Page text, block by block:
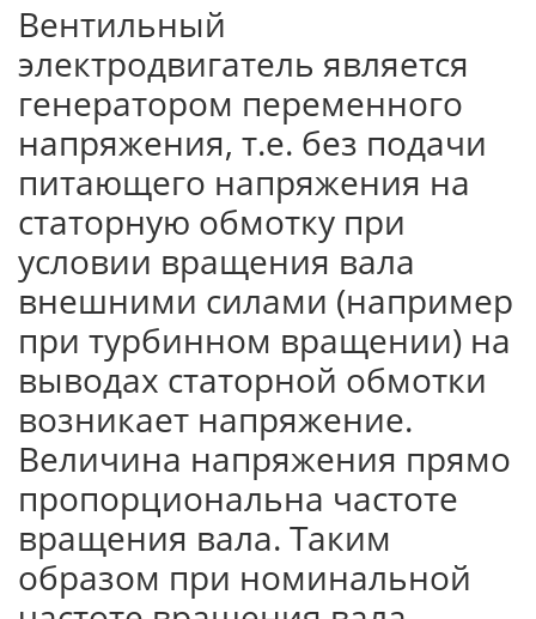
Вентильный
электродвигатель является
генератором переменного
напряжения, т.е. без подачи
питающего напряжения на
статорную обмотку при
условии вращения вала
внешними силами (например
при турбинном вращении) на
выводах статорной обмотки
возникает напряжение.
Величина напряжения прямо
пропорциональна частоте
вращения вала. Таким
образом при номинальной